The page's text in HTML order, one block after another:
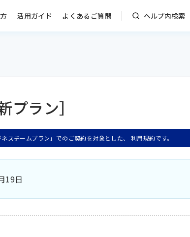
活用ガイド よくあるご質問 ヘルプ内検索
プラン］
スチームプラン」でのご契約を対象とした、 利用規約です。
19日